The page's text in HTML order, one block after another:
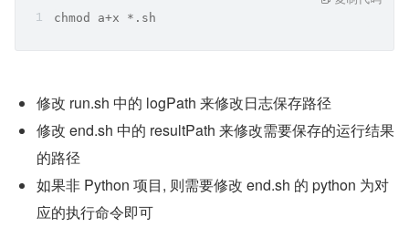
chmod a+x *.sh
修改 run.sh 中的 logPath 来修改日志保存路径
修改 end.sh 中的 resultPath 来修改需要保存的运行结果
的路径
如果非 Python 项目, 则需要修改 end.sh 的 python 为对
应的执行命令即可